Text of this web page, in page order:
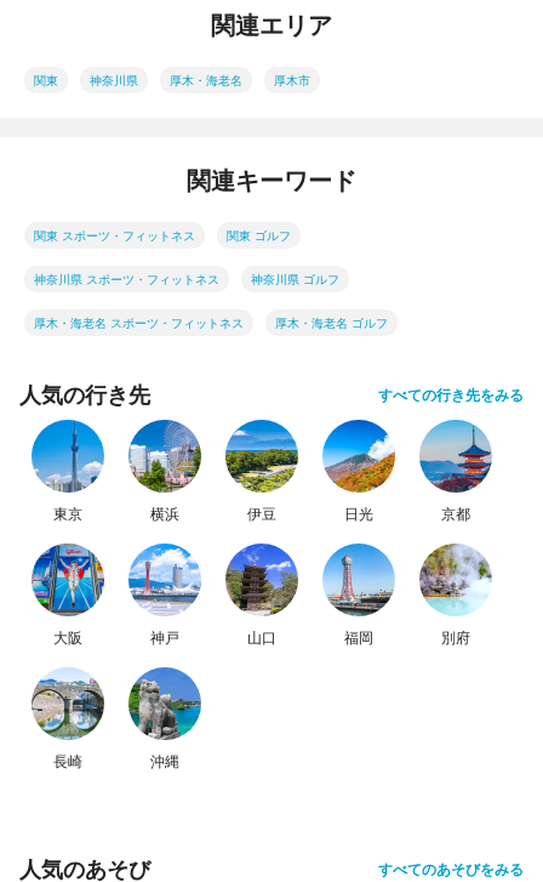
関連エリア
関東 神奈川県 厚木・海老名 厚木市
関連キーワード
関東 スポーツ・フィットネス 関東 ゴルフ
神奈川県 スポーツ・フィットネス 神奈川県 ゴルフ
厚木・海老名 スポーツ・フィットネス 厚木・海老名 ゴルフ
人気の行き先 すべての行き先をみる
東京 横浜 伊豆 日光 京都
大阪 神戸 山口 福岡 別府
長崎 沖縄
人気のあそび すべてのあそびをみる